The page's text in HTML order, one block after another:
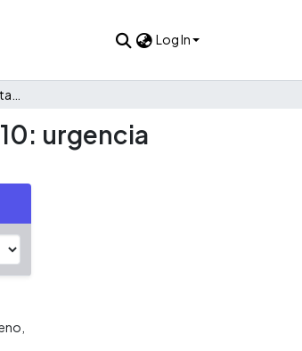
Log In
urgencia